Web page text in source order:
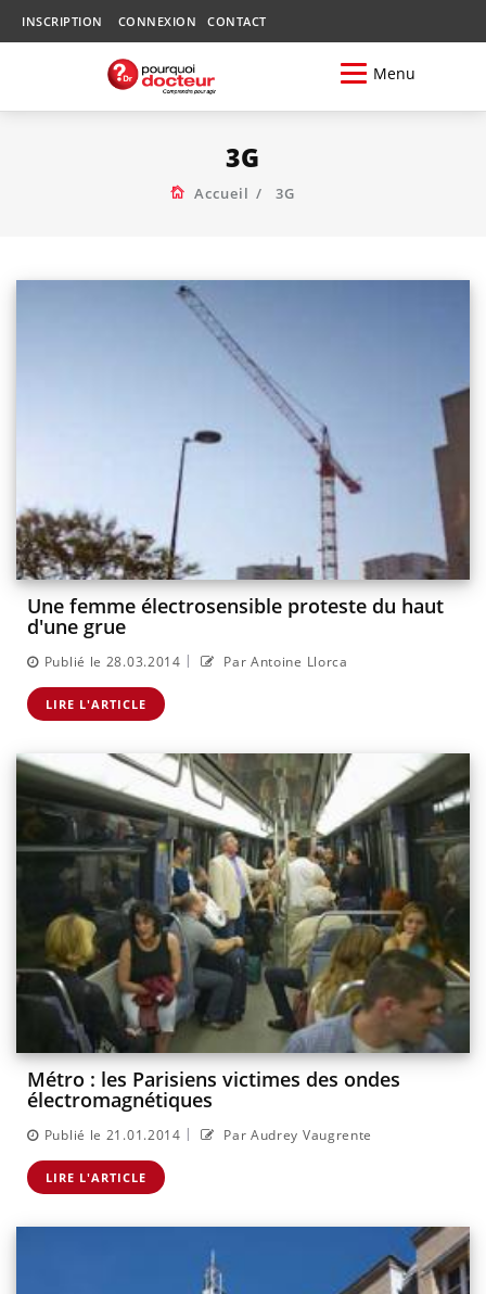
INSCRIPTION CONNEXION CONTACT
Menu
3G
Accueil 3G
Une femme électrosensible proteste du haut
d'une grue
Publié le 28.03.2014 | Par Antoine Llorca
LIRE L'ARTICLE
Métro : les Parisiens victimes des ondes
électromagnétiques
Publié le 21.01.2014 | Par Audrey Vaugrente
LIRE L'ARTICLE